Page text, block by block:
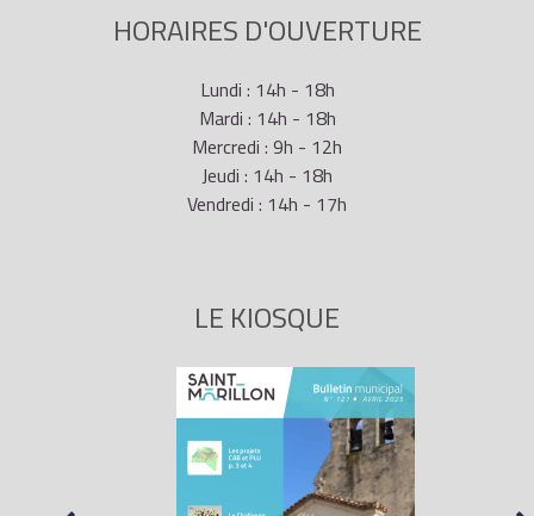
HORAIRES D'OUVERTURE
Lundi : 14h - 18h
Mardi : 14h - 18h
Mercredi : 9h - 12h
Jeudi : 14h - 18h
Vendredi : 14h - 17h
LE KIOSQUE